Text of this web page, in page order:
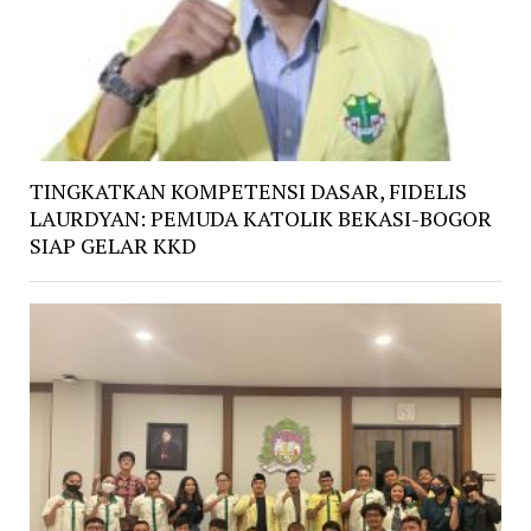
TINGKATKAN KOMPETENSI DASAR, FIDELIS
LAURDYAN: PEMUDA KATOLIK BEKASI-BOGOR
SIAP GELAR KKD